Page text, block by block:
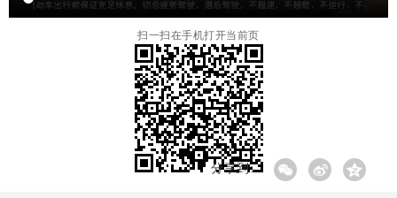
扫一扫在手机打开当前页
分享到: